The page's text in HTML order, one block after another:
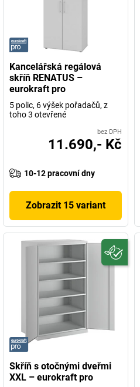
Kancelářská regálová
skříň RENATUS –
eurokraft pro
5 polic, 6 výšek pořadačů, z
toho 3 otevřené
bez DPH
11.690,- Kč
10-12 pracovní dny
Zobrazit 15 variant
Skříň s otočnými dveřmi
XXL – eurokraft pro